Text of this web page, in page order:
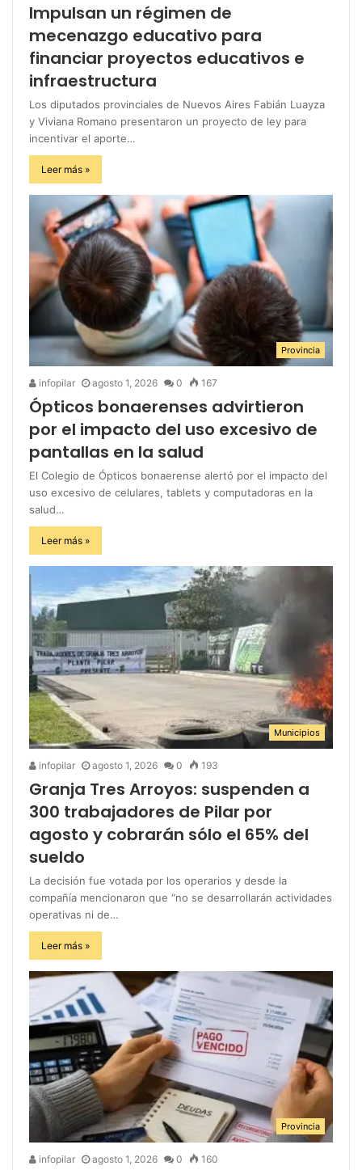
Impulsan un régimen de
mecenazgo educativo para
financiar proyectos educativos e
infraestructura
Los diputados provinciales de Nuevos Aires Fabián Luayza
y Viviana Romano presentaron un proyecto de ley para
incentivar el aporte…
Leer más »
Provincia
infopilar agosto 1, 2026 0 167
Ópticos bonaerenses advirtieron
por el impacto del uso excesivo de
pantallas en la salud
El Colegio de Ópticos bonaerense alertó por el impacto del
uso excesivo de celulares, tablets y computadoras en la
salud…
Leer más »
Municipios
infopilar agosto 1, 2026 0 193
Granja Tres Arroyos: suspenden a
300 trabajadores de Pilar por
agosto y cobrarán sólo el 65% del
sueldo
La decisión fue votada por los operarios y desde la
compañía mencionaron que “no se desarrollarán actividades
operativas ni de…
Leer más »
Provincia
infopilar agosto 1, 2026 0 160